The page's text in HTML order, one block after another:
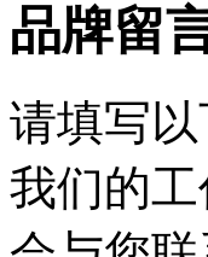
品牌留
请填写以
我们的